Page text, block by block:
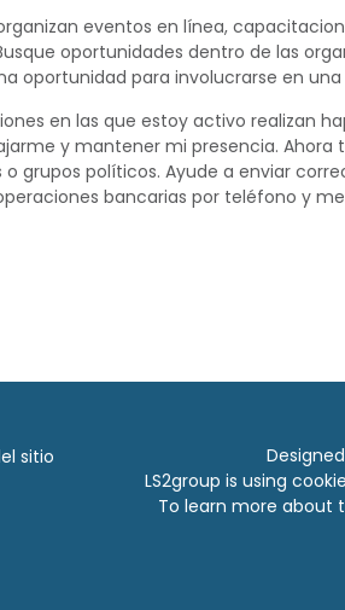
eventos en línea,
oportunidades dentro de las
oportunidad para involucrarse en
en las que estoy activo realizan
y mantener mi presencia.
grupos políticos. Ayude a enviar
bancarias por teléfono y
sitio
LS2group is using
To learn more about